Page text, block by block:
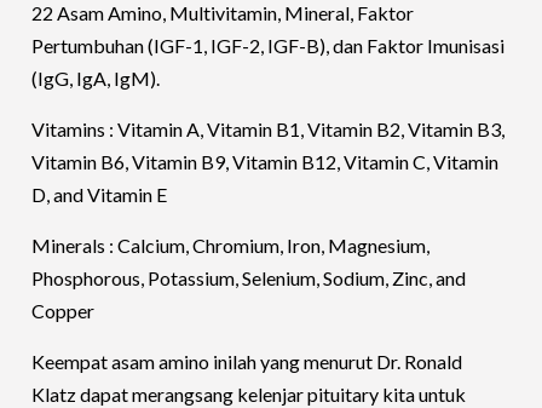
22 Asam Amino, Multivitamin, Mineral, Faktor
Pertumbuhan (IGF-1, IGF-2, IGF-B), dan Faktor Imunisasi
(IgG, IgA, IgM).
Vitamins : Vitamin A, Vitamin B1, Vitamin B2, Vitamin B3,
Vitamin B6, Vitamin B9, Vitamin B12, Vitamin C, Vitamin
D, and Vitamin E
Minerals : Calcium, Chromium, Iron, Magnesium,
Phosphorous, Potassium, Selenium, Sodium, Zinc, and
Copper
Keempat asam amino inilah yang menurut Dr. Ronald
Klatz dapat merangsang kelenjar pituitary kita untuk